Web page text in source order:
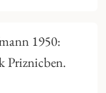
1950:
Priznicben.